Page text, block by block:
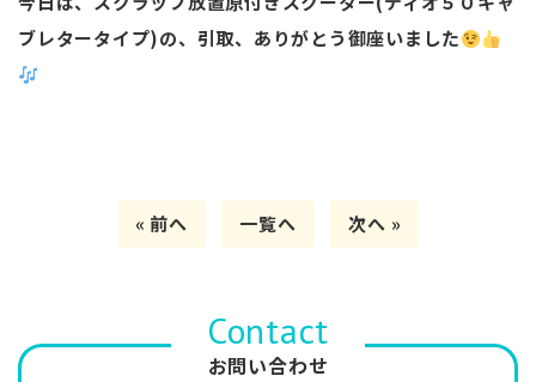
ブレタータイプ)の、引取、ありがとう御座いました
« 前へ 一覧へ 次へ »
Contact
お問い合わせ